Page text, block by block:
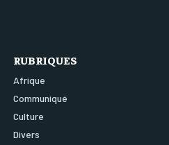
RUBRIQUES
Afrique
Communiqué
Culture
Divers